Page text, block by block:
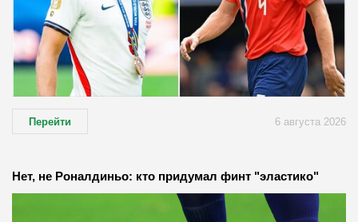
Перейти 6 августа 2026
Нет, не Роналдиньо: кто придумал финт "эластико"